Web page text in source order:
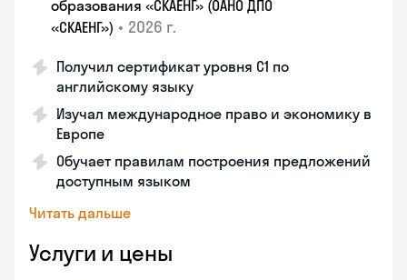
образования «СКАЕНГ» (ОАНО ДПО
«СКАЕНГ») • 2026 г.
Получил сертификат уровня С1 по
английскому языку
Изучал международное право и экономику в
Европе
Обучает правилам построения предложений
доступным языком
Читать дальше
Услуги и цены